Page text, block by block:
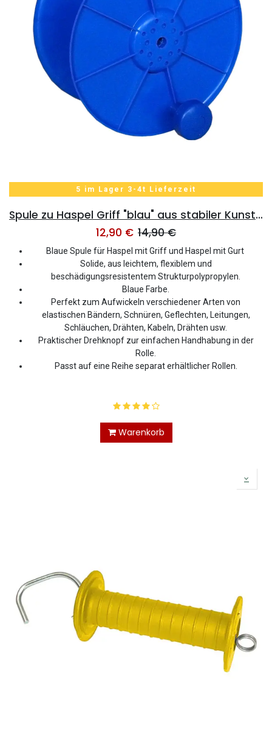
5 im Lager 3-4t Lieferzeit
Spule zu Haspel Griff "blau" aus stabiler Kunststoff dm 30cm
12,90 € 14,90€
Blaue Spule für Haspel mit Griff und Haspel mit Gurt
Solide, aus leichtem, flexiblem und
beschädigungsresistentem Strukturpolypropylen.
Blaue Farbe.
Perfekt zum Aufwickeln verschiedener Arten von
elastischen Bändern, Schnüren, Geflechten, Leitungen,
Schläuchen, Drähten, Kabeln, Drähten usw.
Praktischer Drehknopf zur einfachen Handhabung in der
Rolle.
Passt auf eine Reihe separat erhältlicher Rollen.
Warenkorb